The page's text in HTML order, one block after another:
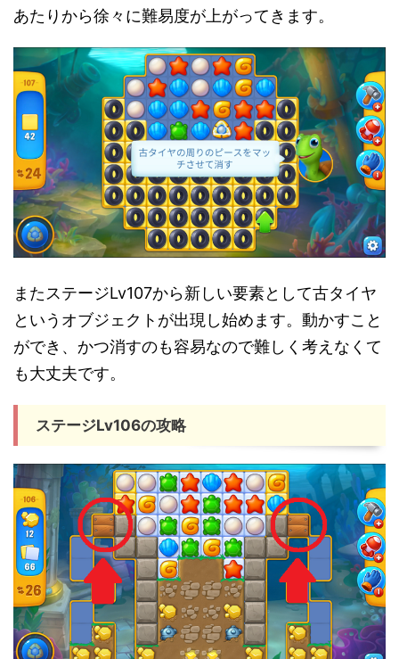
あたりから徐々に難易度が上がってきます。
またステージLv107から新しい要素として古タイヤ
というオブジェクトが出現し始めます。動かすこと
ができ、かつ消すのも容易なので難しく考えなくて
も大丈夫です。
ステージLv106の攻略